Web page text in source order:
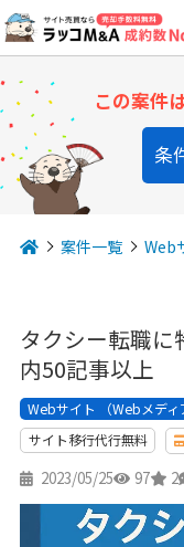
この案件
条
案件一覧 Web
タクシー転職に
内50記事以上
Webサイト （Webメディ
サイト移行代行無料
2023/05/25 97 2